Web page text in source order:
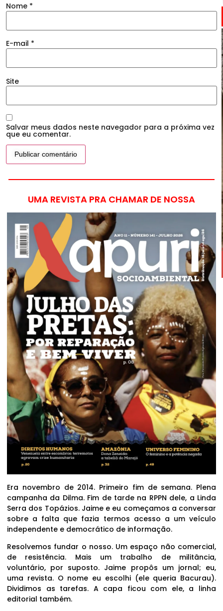
Nome *
E-mail *
Site
Salvar meus dados neste navegador para a próxima vez
que eu comentar.
UMA REVISTA PRA CHAMAR DE NOSSA
Era novembro de 2014. Primeiro fim de semana. Plena
campanha da Dilma. Fim de tarde na RPPN dele, a Linda
Serra dos Topázios. Jaime e eu começamos a conversar
sobre a falta que fazia termos acesso a um veículo
independente e democrático de informação.
Resolvemos fundar o nosso. Um espaço não comercial,
de resistência. Mais um trabalho de militância,
voluntário, por suposto. Jaime propôs um jornal; eu,
uma revista. O nome eu escolhi (ele queria Bacurau).
Dividimos as tarefas. A capa ficou com ele, a linha
editorial também.